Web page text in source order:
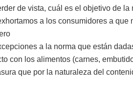
de vista, cuál es el objetivo de
a los consumidores a
a la norma que están
con los alimentos (carnes,
que por la naturaleza del